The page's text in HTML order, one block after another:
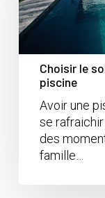
Choisir le
piscine
Avoir une
se
des
famille…